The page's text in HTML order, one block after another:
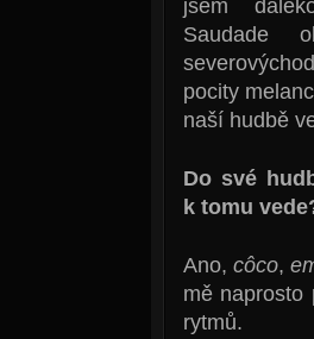
jsem
Saudade
pocity
naší hudbě
Do své
k tomu
Ano, côco,
mě naprosto
rytmů.